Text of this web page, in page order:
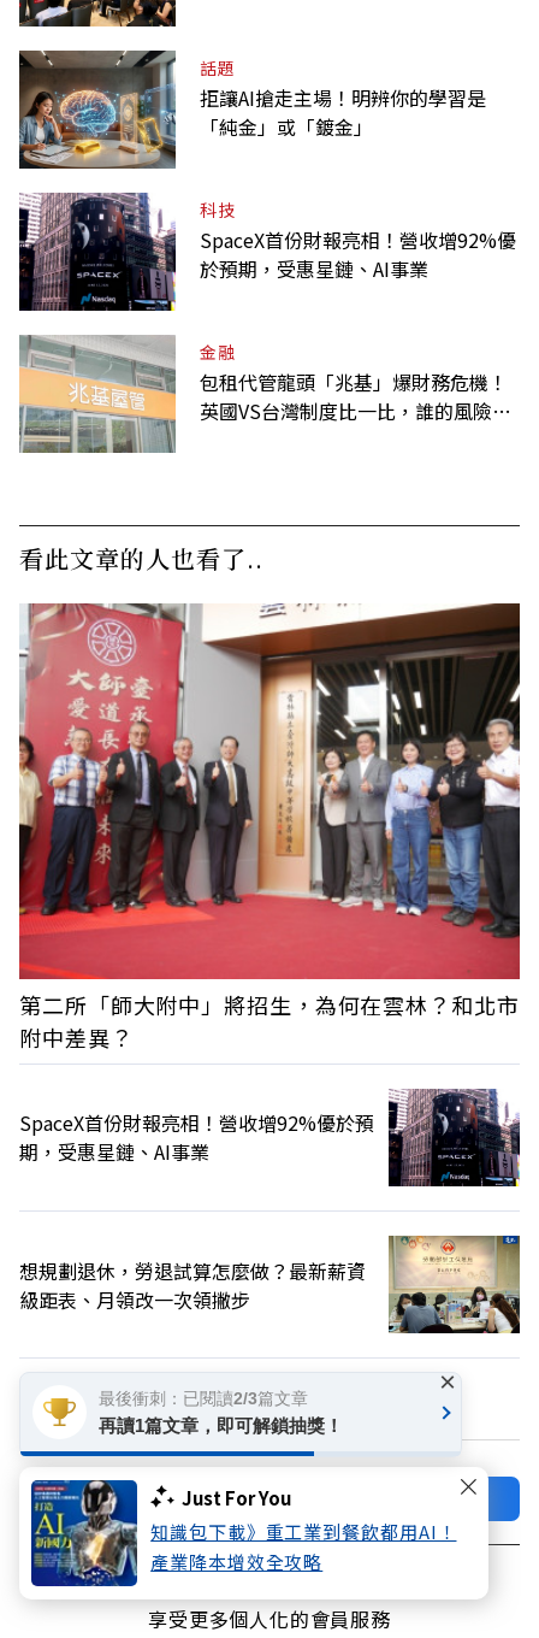
Just For You
知識包下載》重工業到餐飲都用AI！
產業降本增效全攻略
話題
拒讓AI搶走主場！明辨你的學習是
「純金」或「鍍金」
科技
SpaceX首份財報亮相！營收增92%優
於預期，受惠星鏈、AI事業
金融
包租代管龍頭「兆基」爆財務危機！
英國VS台灣制度比一比，誰的風險
看此文章的人也看了..
第二所「師大附中」將招生，為何在雲林？和北市
附中差異？
SpaceX首份財報亮相！營收增92%優於預
期，受惠星鏈、AI事業
想規劃退休，勞退試算怎麼做？最新薪資
級距表、月領改一次領撇步
換個主題看看
加好友
登入網站會員
享受更多個人化的會員服務
最後衝刺：已閱讀2/3篇文章
再讀1篇文章，即可解鎖抽獎！
×